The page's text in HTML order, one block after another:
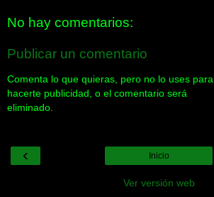
No hay comentarios:
Publicar un comentario
Comenta lo que quieras, pero no lo uses para
hacerte publicidad, o el comentario será
eliminado.
‹ Inicio
Ver versión web